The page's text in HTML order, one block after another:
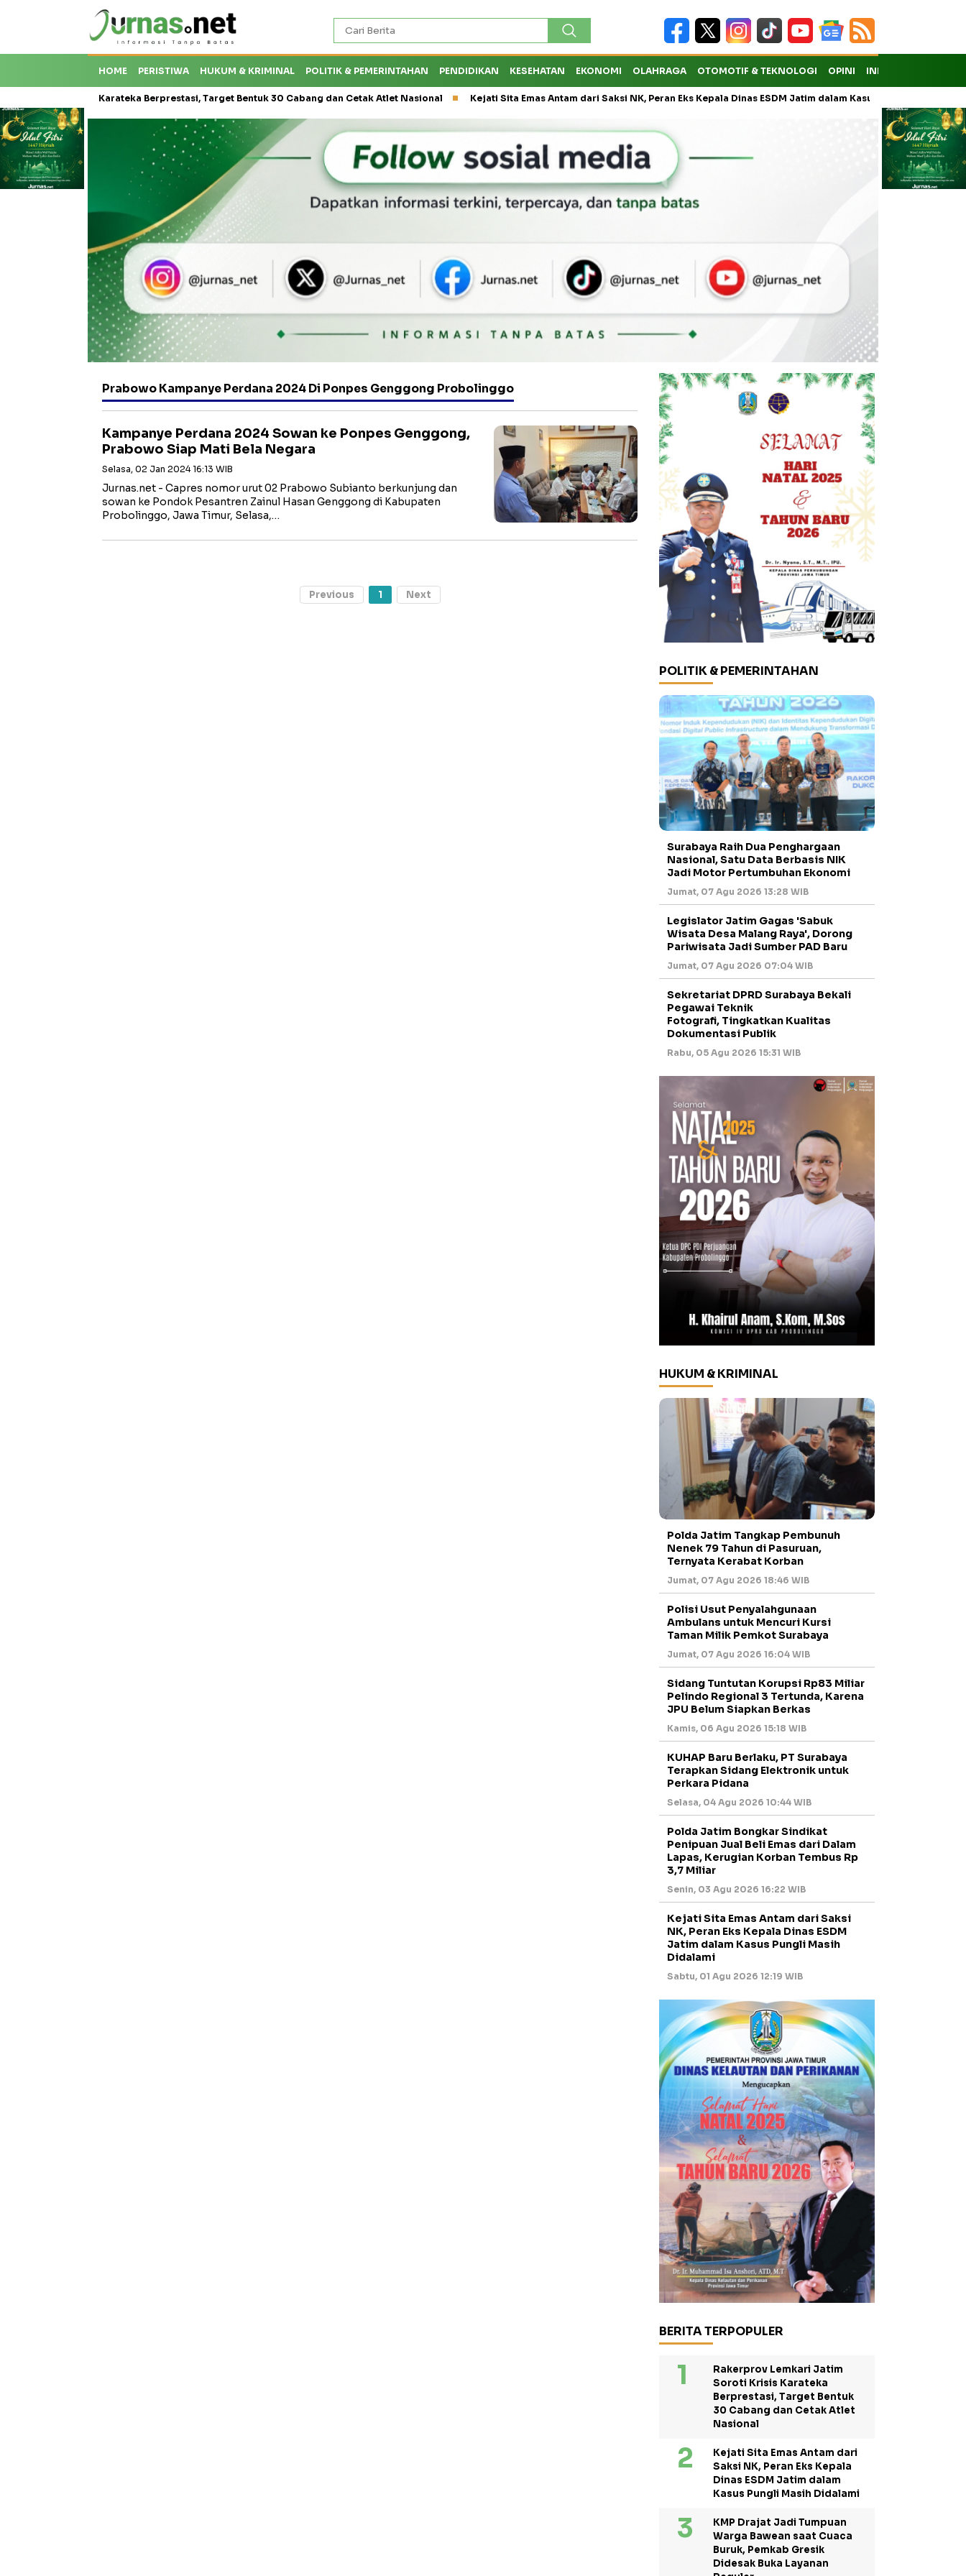
HOME PERISTIWA HUKUM & KRIMINAL POLITIK & PEMERINTAHAN PENDIDIKAN KESEHATAN EKONOMI OLAHRAGA OTOMOTIF & TEKNOLOGI OPINI INDEKS
Krisis Karateka Berprestasi, Target Bentuk 30 Cabang dan Cetak Atlet Nasional Kejati Sita Emas Antam dari Saksi NK, Peran Eks Kepala Dinas ESDM Jatim dalam Kasus Pungli Masih Didalami
Prabowo Kampanye Perdana 2024 Di Ponpes Genggong Probolinggo
Kampanye Perdana 2024 Sowan ke Ponpes Genggong,
Prabowo Siap Mati Bela Negara
Selasa, 02 Jan 2024 16:13 WIB
Jurnas.net - Capres nomor urut 02 Prabowo Subianto berkunjung dan
sowan ke Pondok Pesantren Zainul Hasan Genggong di Kabupaten
Probolinggo, Jawa Timur, Selasa,…
Previous 1 Next
POLITIK & PEMERINTAHAN
Surabaya Raih Dua Penghargaan
Nasional, Satu Data Berbasis NIK
Jadi Motor Pertumbuhan Ekonomi
Jumat, 07 Agu 2026 13:28 WIB
Legislator Jatim Gagas 'Sabuk
Wisata Desa Malang Raya', Dorong
Pariwisata Jadi Sumber PAD Baru
Jumat, 07 Agu 2026 07:04 WIB
Sekretariat DPRD Surabaya Bekali
Pegawai Teknik
Fotografi, Tingkatkan Kualitas
Dokumentasi Publik
Rabu, 05 Agu 2026 15:31 WIB
HUKUM & KRIMINAL
Polda Jatim Tangkap Pembunuh
Nenek 79 Tahun di Pasuruan,
Ternyata Kerabat Korban
Jumat, 07 Agu 2026 18:46 WIB
Polisi Usut Penyalahgunaan
Ambulans untuk Mencuri Kursi
Taman Milik Pemkot Surabaya
Jumat, 07 Agu 2026 16:04 WIB
Sidang Tuntutan Korupsi Rp83 Miliar
Pelindo Regional 3 Tertunda, Karena
JPU Belum Siapkan Berkas
Kamis, 06 Agu 2026 15:18 WIB
KUHAP Baru Berlaku, PT Surabaya
Terapkan Sidang Elektronik untuk
Perkara Pidana
Selasa, 04 Agu 2026 10:44 WIB
Polda Jatim Bongkar Sindikat
Penipuan Jual Beli Emas dari Dalam
Lapas, Kerugian Korban Tembus Rp
3,7 Miliar
Senin, 03 Agu 2026 16:22 WIB
Kejati Sita Emas Antam dari Saksi
NK, Peran Eks Kepala Dinas ESDM
Jatim dalam Kasus Pungli Masih
Didalami
Sabtu, 01 Agu 2026 12:19 WIB
BERITA TERPOPULER
Rakerprov Lemkari Jatim
Soroti Krisis Karateka
Berprestasi, Target Bentuk
30 Cabang dan Cetak Atlet
Nasional
Kejati Sita Emas Antam dari
Saksi NK, Peran Eks Kepala
Dinas ESDM Jatim dalam
Kasus Pungli Masih Didalami
KMP Drajat Jadi Tumpuan
Warga Bawean saat Cuaca
Buruk, Pemkab Gresik
Didesak Buka Layanan